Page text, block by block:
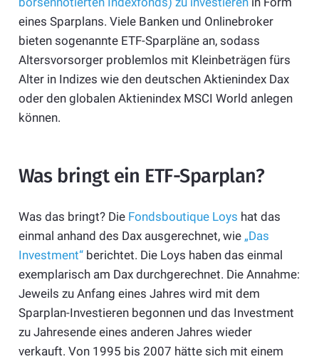
eines Sparplans. Viele Banken und Onlinebroker
bieten sogenannte ETF-Sparpläne an, sodass
Altersvorsorger problemlos mit Kleinbeträgen fürs
Alter in Indizes wie den deutschen Aktienindex Dax
oder den globalen Aktienindex MSCI World anlegen
können.
Was bringt ein ETF-Sparplan?
Was das bringt? Die Fondsboutique Loys hat das
einmal anhand des Dax ausgerechnet, wie „Das
Investment“berichtet. Die Loys haben das einmal
exemplarisch am Dax durchgerechnet. Die Annahme:
Jeweils zu Anfang eines Jahres wird mit dem
Sparplan-Investieren begonnen und das Investment
zu Jahresende eines anderen Jahres wieder
verkauft. Von 1995 bis 2007 hätte sich mit einem